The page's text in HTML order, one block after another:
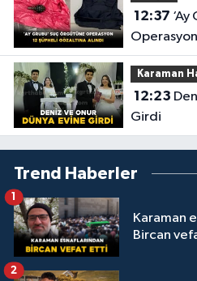
12:37
Alındı
Karaman
12:23
Girdi
Trend Haberler
Karaman
Bircan
1
2